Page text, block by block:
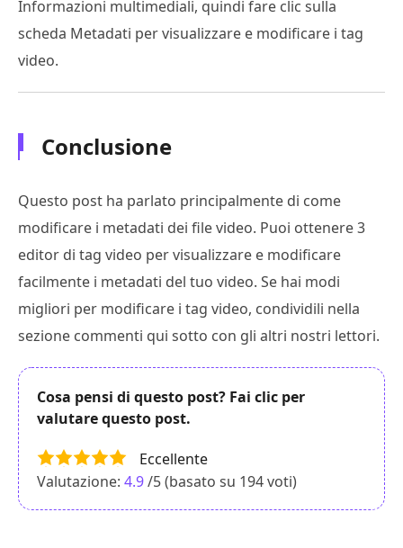
Informazioni multimediali, quindi fare clic sulla
scheda Metadati per visualizzare e modificare i tag
video.
Conclusione
Questo post ha parlato principalmente di come
modificare i metadati dei file video. Puoi ottenere 3
editor di tag video per visualizzare e modificare
facilmente i metadati del tuo video. Se hai modi
migliori per modificare i tag video, condividili nella
sezione commenti qui sotto con gli altri nostri lettori.
Cosa pensi di questo post? Fai clic per
valutare questo post.
Eccellente
Valutazione: 4.9/5 (basato su 194voti)